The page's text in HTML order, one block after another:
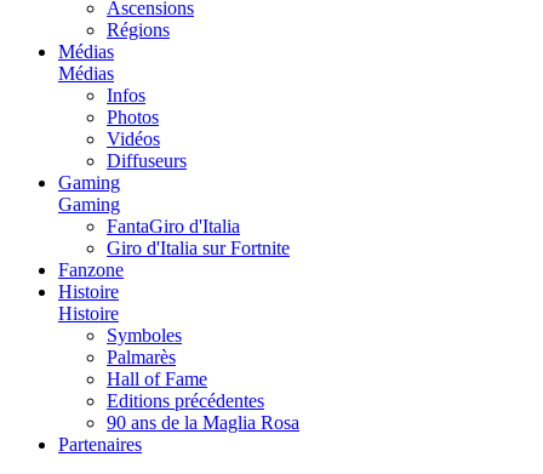
Ascensions
Régions
Médias
Médias
Infos
Photos
Vidéos
Diffuseurs
Gaming
Gaming
FantaGiro d'Italia
Giro d'Italia sur Fortnite
Fanzone
Histoire
Histoire
Symboles
Palmarès
Hall of Fame
Editions précédentes
90 ans de la Maglia Rosa
Partenaires